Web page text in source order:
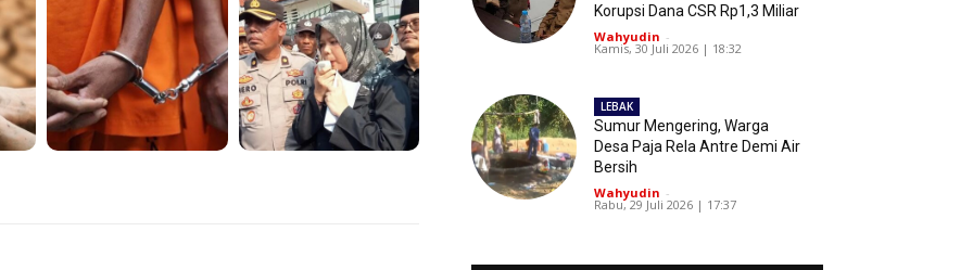
Korupsi Dana CSR Rp1,3 Miliar
Wahyudin -
Kamis, 30 Juli 2026 | 18:32
LEBAK
Sumur Mengering, Warga
Desa Paja Rela Antre Demi Air
Bersih
Wahyudin -
Rabu, 29 Juli 2026 | 17:37